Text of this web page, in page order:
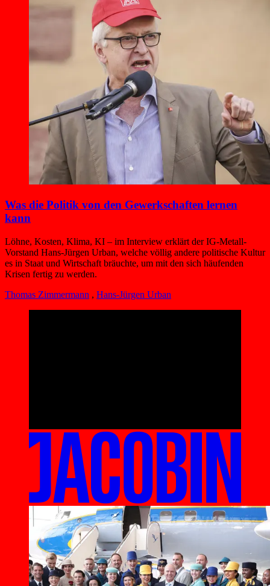
Was die Politik von den Gewerkschaften lernen
kann
Löhne, Kosten, Klima, KI – im Interview erklärt der IG-Metall-
Vorstand Hans-Jürgen Urban, welche völlig andere politische Kultur
es in Staat und Wirtschaft bräuchte, um mit den sich häufenden
Krisen fertig zu werden.
Thomas Zimmermann , Hans-Jürgen Urban